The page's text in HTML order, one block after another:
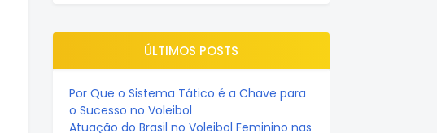
ÚLTIMOS POSTS
Por Que o Sistema Tático é a Chave para
o Sucesso no Voleibol
Atuação do Brasil no Voleibol Feminino nas